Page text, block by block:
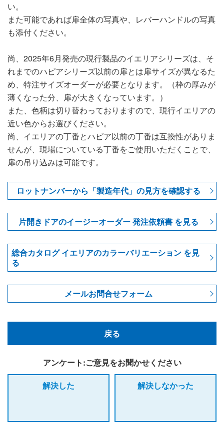
い。
また可能であれば扉全体の写真や、レバーハンドルの写真
も添付ください。
尚、2025年6月発売の現行製品のイエリアシリーズは、そ
れまでのハピアシリーズ以前の扉とは扉サイズが異なるた
め、特注サイズオーダーが必要となります。（枠の厚みが
薄くなった分、扉が大きくなっています。）
また、色柄は切り替わっておりますので、現行イエリアの
近い色からお選びください。
尚、イエリアの丁番とハピア以前の丁番は互換性がありま
せんが、現場についている丁番をご使用いただくことで、
扉の吊り込みは可能です。
ロットナンバーから「製造年代」の見方を確認する
片開きドアのイージーオーダー 発注依頼書 を見る
総合カタログ イエリアのカラーバリエーション を見
る
メールお問合せフォーム
戻る
アンケート:ご意見をお聞かせください
解決した
解決しなかった